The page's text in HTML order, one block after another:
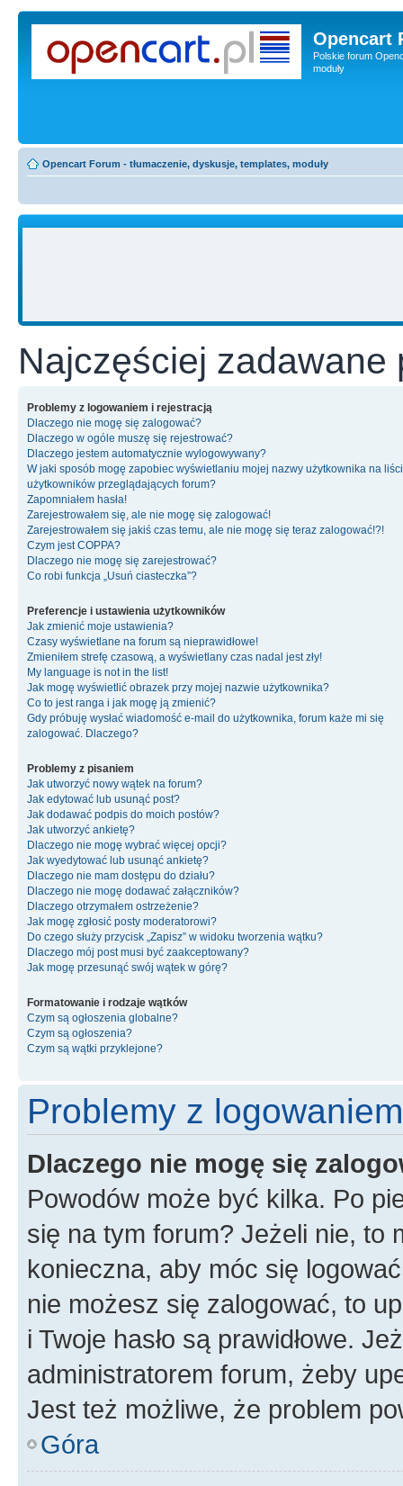
Opencart
Polskie forum
moduły
Opencart Forum - tłumaczenie, dyskusje, templates, moduły
Najczęściej zadawane
Problemy z logowaniem i rejestracją
Dlaczego nie mogę się zalogować?
Dlaczego w ogóle muszę się rejestrować?
Dlaczego jestem automatycznie wylogowywany?
W jaki sposób mogę zapobiec wyświetlaniu mojej nazwy użytkownika na
użytkowników przeglądających forum?
Zapomniałem hasła!
Zarejestrowałem się, ale nie mogę się zalogować!
Zarejestrowałem się jakiś czas temu, ale nie mogę się teraz zalogować!?!
Czym jest COPPA?
Dlaczego nie mogę się zarejestrować?
Co robi funkcja „Usuń ciasteczka”?
Preferencje i ustawienia użytkowników
Jak zmienić moje ustawienia?
Czasy wyświetlane na forum są nieprawidłowe!
Zmieniłem strefę czasową, a wyświetlany czas nadal jest zły!
My language is not in the list!
Jak mogę wyświetlić obrazek przy mojej nazwie użytkownika?
Co to jest ranga i jak mogę ją zmienić?
Gdy próbuję wysłać wiadomość e-mail do użytkownika, forum każe mi się
zalogować. Dlaczego?
Problemy z pisaniem
Jak utworzyć nowy wątek na forum?
Jak edytować lub usunąć post?
Jak dodawać podpis do moich postów?
Jak utworzyć ankietę?
Dlaczego nie mogę wybrać więcej opcji?
Jak wyedytować lub usunąć ankietę?
Dlaczego nie mam dostępu do działu?
Dlaczego nie mogę dodawać załączników?
Dlaczego otrzymałem ostrzeżenie?
Jak mogę zgłosić posty moderatorowi?
Do czego służy przycisk „Zapisz” w widoku tworzenia wątku?
Dlaczego mój post musi być zaakceptowany?
Jak mogę przesunąć swój wątek w górę?
Formatowanie i rodzaje wątków
Czym są ogłoszenia globalne?
Czym są ogłoszenia?
Czym są wątki przyklejone?
Problemy z
Dlaczego nie mogę się
Powodów może być kilka. Po
się na tym forum? Jeżeli nie, to
konieczna, aby móc się
nie możesz się zalogować, to
i Twoje hasło są prawidłowe.
administratorem forum, żeby
Jest też możliwe, że problem
Góra